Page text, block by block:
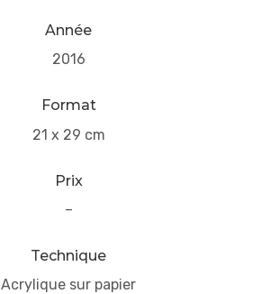
Année
2016
Format
21 x 29 cm
Prix
–
Technique
Acrylique sur papier